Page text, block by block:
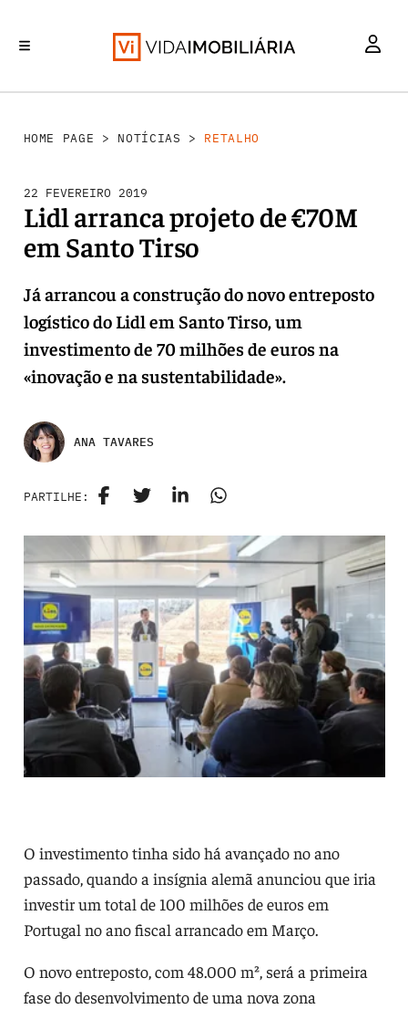
HOME PAGE > NOTÍCIAS > RETALHO
22 FEVEREIRO 2019
Lidl arranca projeto de €70M
em Santo Tirso
Já arrancou a construção do novo entreposto
logístico do Lidl em Santo Tirso, um
investimento de 70 milhões de euros na
«inovação e na sustentabilidade».
ANA TAVARES
PARTILHE:
O investimento tinha sido há avançado no ano
passado, quando a insígnia alemã anunciou que iria
investir um total de 100 milhões de euros em
Portugal no ano fiscal arrancado em Março.
O novo entreposto, com 48.000 m², será a primeira
fase do desenvolvimento de uma nova zona